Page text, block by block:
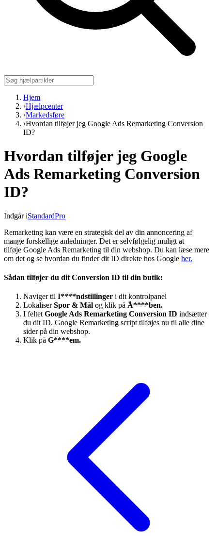
Hjem
›Hjælpcenter
›Markedsføre
›Hvordan tilføjer jeg Google Ads Remarketing Conversion
ID?
Hvordan tilføjer jeg Google
Ads Remarketing Conversion
ID?
Indgår iStandardPro
Remarketing kan være en strategisk del av din annoncering af
mange forskellige anledninger. Det er selvfølgelig muligt at
tilføje Google Ads Remarketing til din webshop. Du kan læse mere
om det og se hvordan du finder dit ID direkte hos Google her.
Sådan tilføjer du dit Conversion ID til din butik:
Naviger til I****ndstillinger i dit kontrolpanel
LokaliserSpor & Mål og klik på Å****ben.
I feltetGoogle Ads Remarketing Conversion ID indsætter
du dit ID. Google Remarketing script tilføjes nu til alle dine
sider på din webshop.
Klik på G****em.